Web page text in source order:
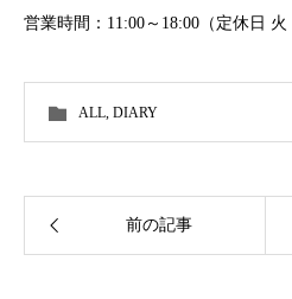
営業時間：11:00～18:00（定休日 火
ALL, DIARY
前の記事